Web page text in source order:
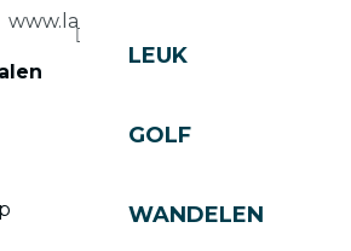
LEUK
GOLF
WANDELEN
www.larmize.fr